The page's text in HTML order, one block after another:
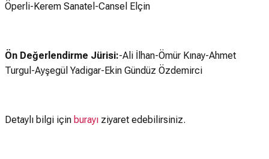
Öperli-Kerem Sanatel-Cansel Elçin
Ön Değerlendirme Jürisi:-Ali İlhan-Ömür Kınay-Ahmet
Turgul-Ayşegül Yadigar-Ekin Gündüz Özdemirci
Detaylı bilgi için burayı ziyaret edebilirsiniz.